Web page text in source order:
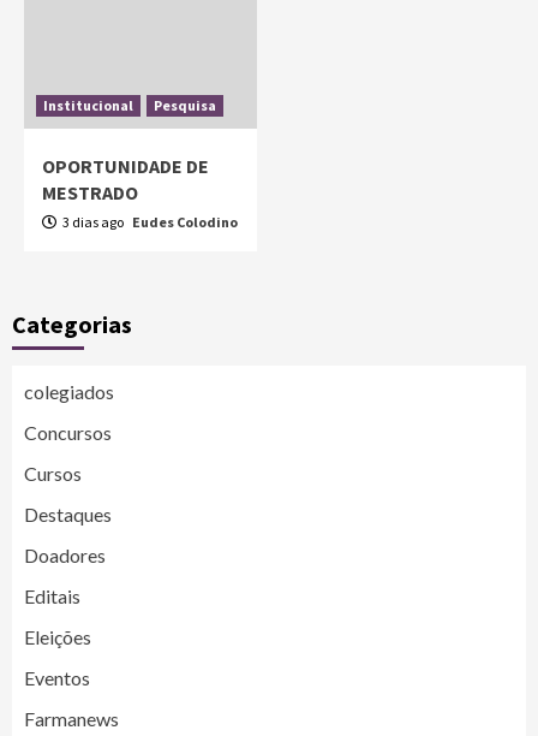
Institucional Pesquisa
OPORTUNIDADE DE
MESTRADO
3 dias ago Eudes Colodino
Categorias
colegiados
Concursos
Cursos
Destaques
Doadores
Editais
Eleições
Eventos
Farmanews